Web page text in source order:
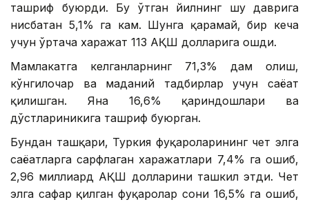
ташриф буюрди. Бу ўтган йилнинг шу даврига
нисбатан 5,1% га кам. Шунга қарамай, бир кеча
учун ўртача харажат 113 АҚШ долларига ошди.
Мамлакатга келганларнинг 71,3% дам олиш,
кўнгилочар ва маданий тадбирлар учун саёҳат
қилишган. Яна 16,6% қариндошлари ва
дўстлариникига ташриф буюрган.
Бундан ташқари, Туркия фуқароларининг чет элга
саёҳатларга сарфлаган харажатлари 7,4% га ошиб,
2,96 миллиард АҚШ долларини ташкил этди. Чет
элга сафар қилган фуқаролар сони 16,5% га ошиб,